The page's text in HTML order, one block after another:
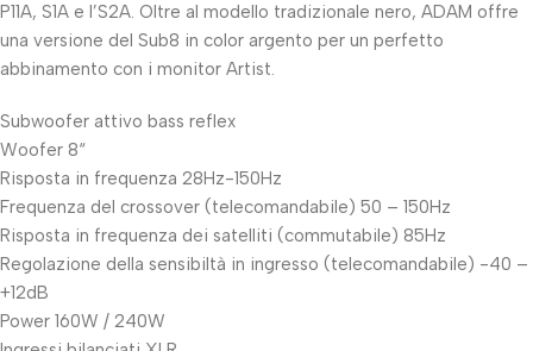
P11A, S1A e l’S2A. Oltre al modello tradizionale nero, ADAM offre
una versione del Sub8 in color argento per un perfetto
abbinamento con i monitor Artist.
Subwoofer attivo bass reflex
Woofer 8“
Risposta in frequenza 28Hz-150Hz
Frequenza del crossover (telecomandabile) 50 – 150Hz
Risposta in frequenza dei satelliti (commutabile) 85Hz
Regolazione della sensibiltà in ingresso (telecomandabile) -40 –
+12dB
Power 160W / 240W